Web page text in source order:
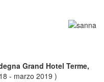
Grand Hotel Terme,
- marzo 2019 )